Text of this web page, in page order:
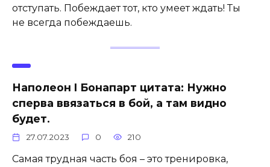
отступать. Побеждает тот, кто умеет ждать! Ты
не всегда побеждаешь.
Наполеон I Бонапарт цитата: Нужно
сперва ввязаться в бой, а там видно
будет.
27.07.2023 0 210
Самая трудная часть боя – это тренировка,